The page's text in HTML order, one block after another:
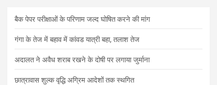
बैक पेपर परीक्षाओं के परिणाम जल्द घोषित करने की मांग
गंगा के तेज में बहाव में कांवड यात्री बहा, तलाश तेज
अदालत ने अवैध शराब रखने के दोषी पर लगाया जुर्माना
छात्रावास शुल्क वृद्धि अग्रिम आदेशों तक स्थगित